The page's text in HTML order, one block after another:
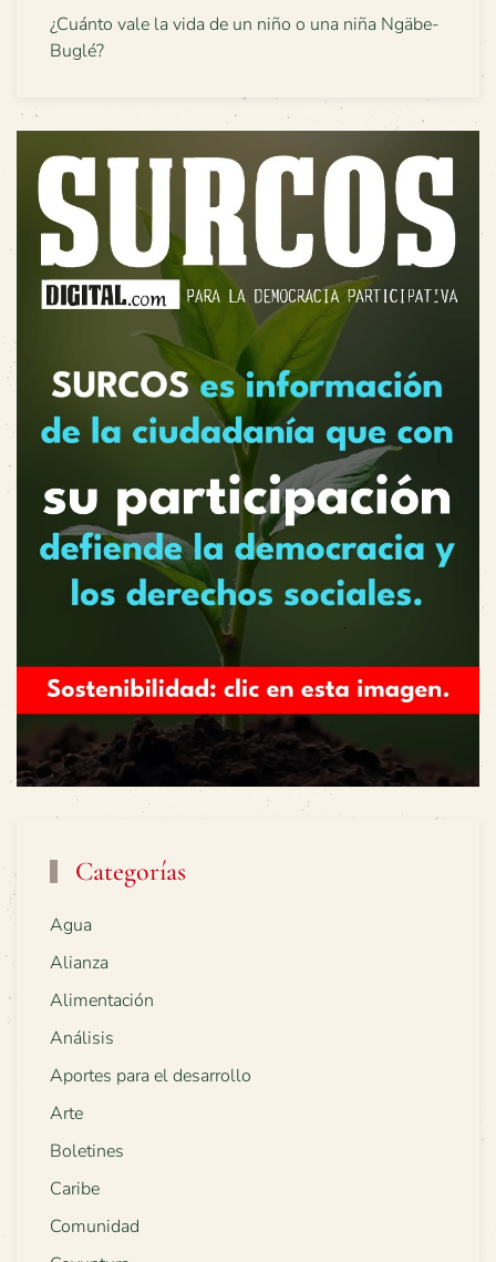
¿Cuánto vale la vida de un niño o una niña Ngäbe-
Buglé?
Categorías
Agua
Alianza
Alimentación
Análisis
Aportes para el desarrollo
Arte
Boletines
Caribe
Comunidad